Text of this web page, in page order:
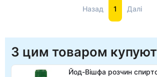
Назад 1 Далі
З цим товаром
Йод-Вішфа розчин